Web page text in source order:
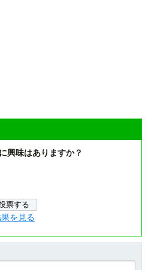
興味はありますか？
を見る